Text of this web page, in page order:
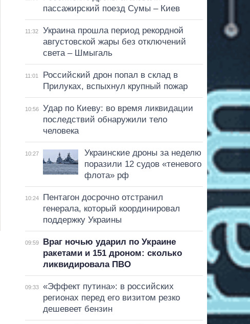
пассажирский поезд Сумы – Киев
11:32
Украина прошла период рекордной
августовской жары без отключений
света – Шмыгаль
11:01
Российский дрон попал в склад в
Прилуках, вспыхнул крупный пожар
10:56
Удар по Киеву: во время ликвидации
последствий обнаружили тело
человека
10:27
Украинские дроны за неделю
поразили 12 судов «теневого
флота» рф
10:24
Пентагон досрочно отстранил
генерала, который координировал
поддержку Украины
09:59
Враг ночью ударил по Украине
ракетами и 151 дроном: сколько
ликвидировала ПВО
09:33
«Эффект путина»: в российских
регионах перед его визитом резко
дешевеет бензин